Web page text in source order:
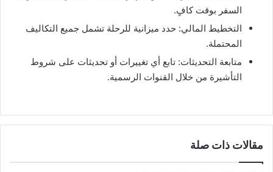
السفر بوقت كافٍ.
التخطيط المالي: حدد ميزانية للرحلة تشمل جميع التكاليف
المحتملة.
متابعة التحديثات: تابع أي تغييرات أو تحديثات على شروط
التأشيرة من خلال القنوات الرسمية.
مقالات ذات صلة